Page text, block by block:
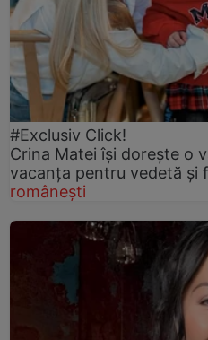
#Exclusiv Click!
Crina Matei își dorește o
vacanța pentru vedetă și
românești